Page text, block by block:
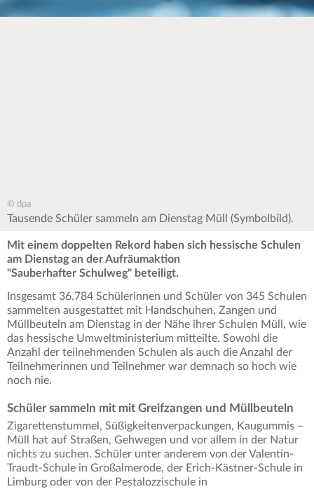
© dpa
Tausende Schüler sammeln am Dienstag Müll (Symbolbild).
Mit einem doppelten Rekord haben sich hessische Schulen
am Dienstag an der Aufräumaktion
"Sauberhafter Schulweg" beteiligt.
Insgesamt 36.784 Schülerinnen und Schüler von 345 Schulen
sammelten ausgestattet mit Handschuhen, Zangen und
Müllbeuteln am Dienstag in der Nähe ihrer Schulen Müll, wie
das hessische Umweltministerium mitteilte. Sowohl die
Anzahl der teilnehmenden Schulen als auch die Anzahl der
Teilnehmerinnen und Teilnehmer war demnach so hoch wie
noch nie.
Schüler sammeln mit mit Greifzangen und Müllbeuteln
Zigarettenstummel, Süßigkeitenverpackungen, Kaugummis –
Müll hat auf Straßen, Gehwegen und vor allem in der Natur
nichts zu suchen. Schüler unter anderem von der Valentin-
Traudt-Schule in Großalmerode, der Erich-Kästner-Schule in
Limburg oder von der Pestalozzischule in